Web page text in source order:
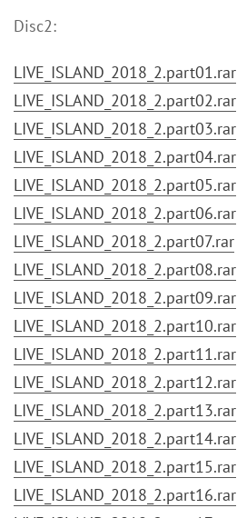
Disc2:
LIVE_ISLAND_2018_2.part01.rar
LIVE_ISLAND_2018_2.part02.rar
LIVE_ISLAND_2018_2.part03.rar
LIVE_ISLAND_2018_2.part04.rar
LIVE_ISLAND_2018_2.part05.rar
LIVE_ISLAND_2018_2.part06.rar
LIVE_ISLAND_2018_2.part07.rar
LIVE_ISLAND_2018_2.part08.rar
LIVE_ISLAND_2018_2.part09.rar
LIVE_ISLAND_2018_2.part10.rar
LIVE_ISLAND_2018_2.part11.rar
LIVE_ISLAND_2018_2.part12.rar
LIVE_ISLAND_2018_2.part13.rar
LIVE_ISLAND_2018_2.part14.rar
LIVE_ISLAND_2018_2.part15.rar
LIVE_ISLAND_2018_2.part16.rar